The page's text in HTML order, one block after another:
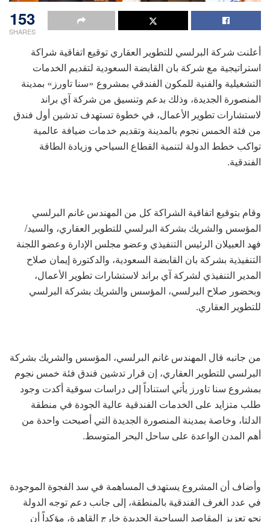
153
SHARES
أعلنت شركة البرلسي للتطوير العقاري توقيع اتفاقية شراكة
استراتيجية مع شركة بان القابضة السعودية لتقديم الخدمات
التشغيلية والفنية للمكون الفندقي بمشروع «سنا تاورز» بمدينة
المنصورة الجديدة، وذلك بدعم وتنسيق من شركة آي براند
لاستشارات تطوير الأعمال، في خطوة تستهدف تدشين أول فندق
من فئة الخمس نجوم بالمدينة وتقديم خدمات ضيافة عالمية
تواكب خطط الدولة لتنمية القطاع السياحي وزيادة الطاقة
الفندقية.
وقام بتوقيع اتفاقية الشراكة كل من المهندس غانم البرلسي
المؤسس والشريك بشركة البرلسي للتطوير العقاري، والسيد/
فهد العبيلان الرئيس التنفيذي وعضو مجلس الإدارة وعضو اللجنة
التنفيذية بشركة بان القابضة السعودية، والدكتورة إيمان صلاح
المدير التنفيذي لشركة آي براند لاستشارات تطوير الأعمال،
وبحضور صلاح البرلسي، المؤسس والشريك بشركة البرلسي
للتطوير العقاري.
من جانبه قال المهندس غانم البرلسي، المؤسس والشريك بشركة
البرلسي للتطوير العقاري، إن قرار تدشين فندق فئة خمس نجوم
بمشروع سنا تاورز يأتي استناداً إلى دراسات سوقية أكدت وجود
طلب متزايد على الخدمات الفندقية عالية الجودة في منطقة
الدلتا، وخاصة بمدينة المنصورة الجديدة التي أصبحت واحدة من
أهم المدن الواعدة على ساحل البحر المتوسط.
وأضاف أن المشروع يستهدف المساهمة في سد الفجوة الموجودة
في عدد الغرف الفندقية بالمنطقة، إلى جانب دعم توجه الدولة
نحو تعزيز المقاصد السياحية الجديدة خارج القاهرة، مؤكداً أن